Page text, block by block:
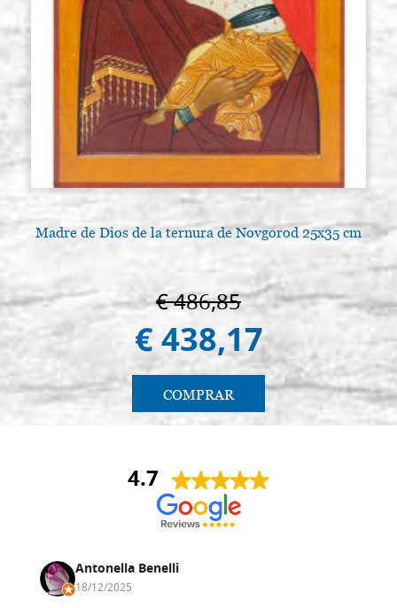
Madre de Dios de la ternura de Novgorod 25x35 cm
€ 486,85
€ 438,17
COMPRAR
4.7
Antonella Benelli
18/12/2025